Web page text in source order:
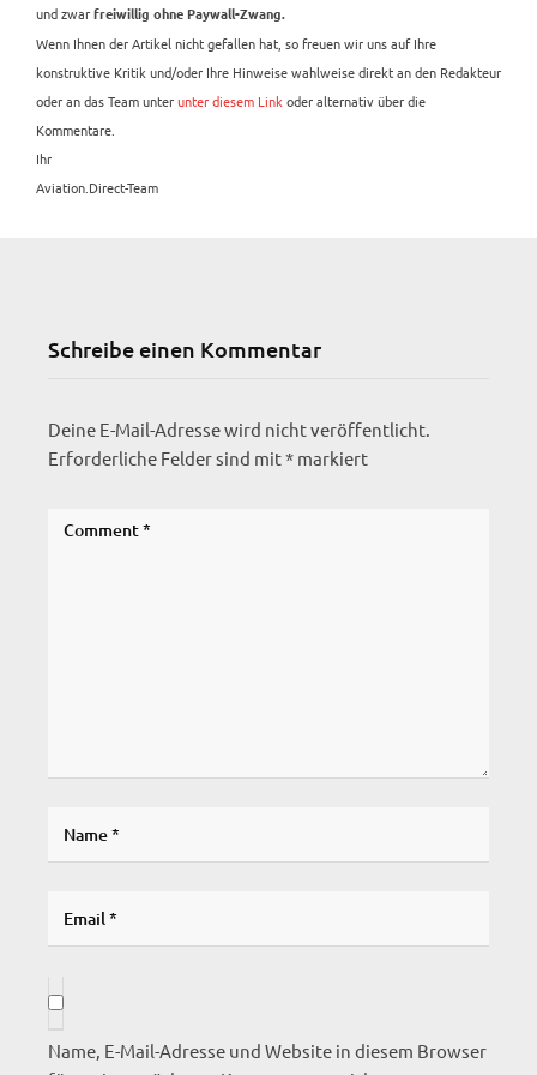
und zwar freiwillig ohne Paywall-Zwang.
Wenn Ihnen der Artikel nicht gefallen hat, so freuen wir uns auf Ihre
konstruktive Kritik und/oder Ihre Hinweise wahlweise direkt an den Redakteur
oder an das Team unterunter diesem Link oder alternativ über die
Kommentare.
Ihr
Aviation.Direct-Team
Schreibe einen Kommentar
Deine E-Mail-Adresse wird nicht veröffentlicht.
Erforderliche Felder sind mit* markiert
Name, E-Mail-Adresse und Website in diesem Browser